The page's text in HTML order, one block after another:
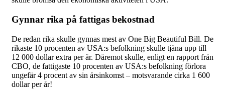
Gynnar rika på fattigas bekostnad
De redan rika skulle gynnas mest av One Big Beautiful Bill. De
rikaste 10 procenten av USA:s befolkning skulle tjäna upp till
12 000 dollar extra per år. Däremot skulle, enligt en rapport från
CBO, de fattigaste 10 procenten av USA:s befolkning förlora
ungefär 4 procent av sin årsinkomst – motsvarande cirka 1 600
dollar per år!